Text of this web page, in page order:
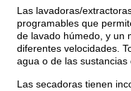
Las lavadoras/
programables que
de lavado húmedo, y un
diferentes velocidades.
agua o de las sustancias
Las secadoras tienen